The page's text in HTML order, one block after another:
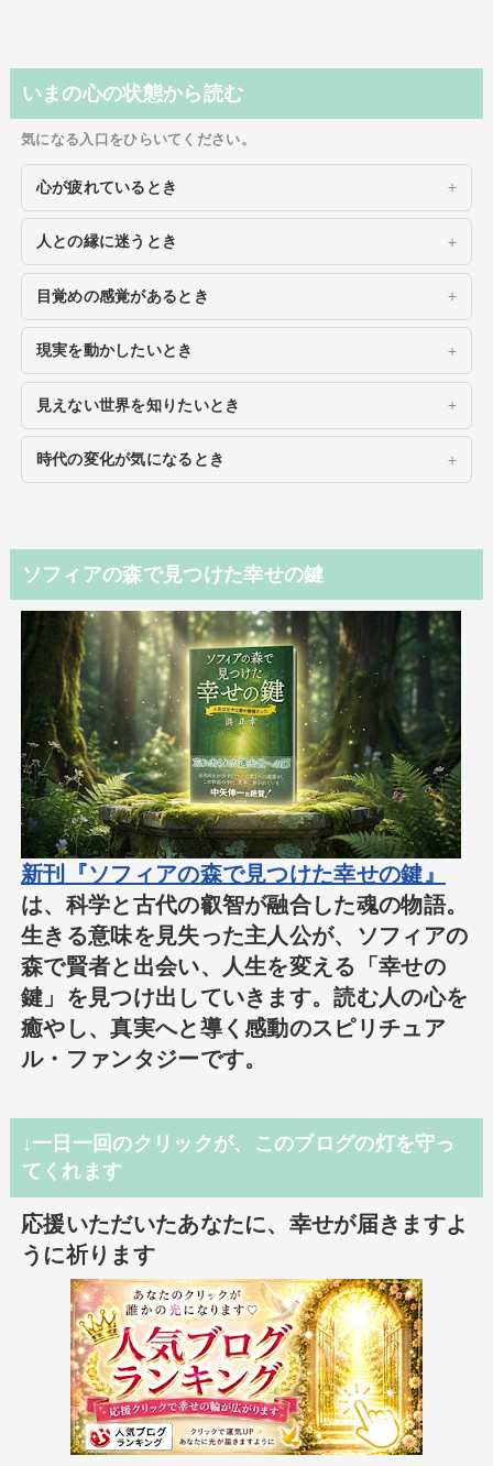
いまの心の状態から読む
気になる入口をひらいてください。
心が疲れているとき
人との縁に迷うとき
目覚めの感覚があるとき
現実を動かしたいとき
見えない世界を知りたいとき
時代の変化が気になるとき
ソフィアの森で見つけた幸せの鍵
新刊『ソフィアの森で見つけた幸せの鍵』
は、科学と古代の叡智が融合した魂の物語。
生きる意味を見失った主人公が、ソフィアの
森で賢者と出会い、人生を変える「幸せの
鍵」を見つけ出していきます。読む人の心を
癒やし、真実へと導く感動のスピリチュア
ル・ファンタジーです。
↓一日一回のクリックが、このブログの灯を守っ
てくれます
応援いただいたあなたに、幸せが届きますよ
うに祈ります